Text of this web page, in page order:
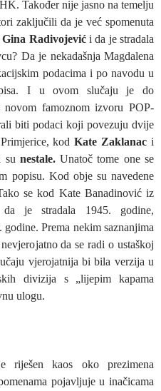
Također nije jasno na temelju
zaključili da je već spomenuta
Gina Radivojevići da je stradala
Da je nekadašnja Magdalena
podacima i po navodu u
I u ovom slučaju je do
novom famoznom izvoru POP-
biti podaci koji povezuju dvije
kodKate Zaklanac i
su nestale.Unatoč tome one se
popisu. Kod obje su navedene
se kod Kate Banadinović iz
je stradala 1945. godine,
Prema nekim saznanjima
da se radi o ustaškoj
vjerojatnija bi bila verzija u
divizija s „lijepim kapama
ulogu.
riješen kaos oko prezimena
pojavljuje u inačicama